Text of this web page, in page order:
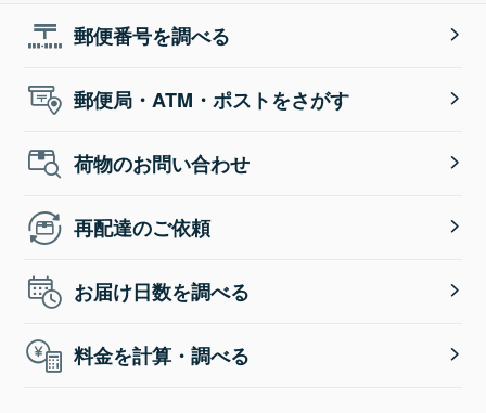
郵便番号を調べる
郵便局・ATM・ポストをさがす
荷物のお問い合わせ
再配達のご依頼
お届け日数を調べる
料金を計算・調べる